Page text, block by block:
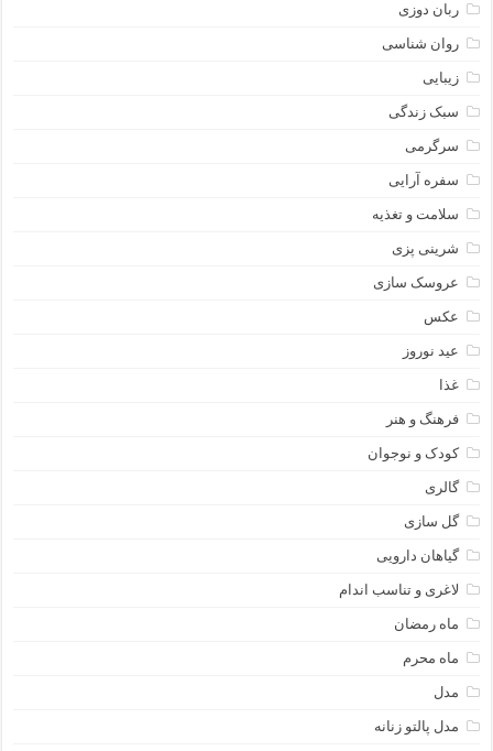
ربان دوزی
روان شناسی
زیبایی
سبک زندگی
سرگرمی
سفره آرایی
سلامت و تغذیه
شرینی پزی
عروسک سازی
عکس
عید نوروز
غذا
فرهنگ و هنر
کودک و نوجوان
گالری
گل سازی
گیاهان دارویی
لاغری و تناسب اندام
ماه رمضان
ماه محرم
مدل
مدل پالتو زنانه